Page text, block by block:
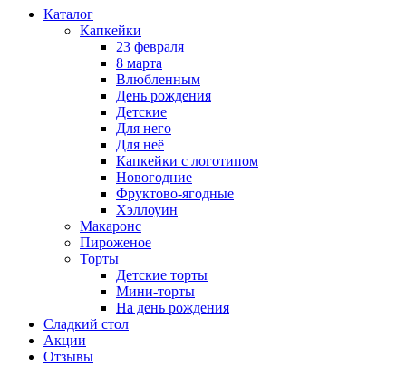
Каталог
Капкейки
23 февраля
8 марта
Влюбленным
День рождения
Детские
Для него
Для неё
Капкейки с логотипом
Новогодние
Фруктово-ягодные
Хэллоуин
Макаронс
Пироженое
Торты
Детские торты
Мини-торты
На день рождения
Сладкий стол
Акции
Отзывы